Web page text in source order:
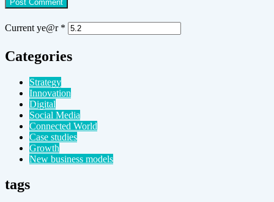
Current ye@r *
Categories
Strategy
Innovation
Digital
Social Media
Connected World
Case studies
Growth
New business models
tags